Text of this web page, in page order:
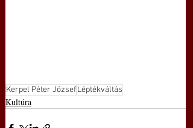
Kerpel Péter JózsefLéptékváltás
Kultúra